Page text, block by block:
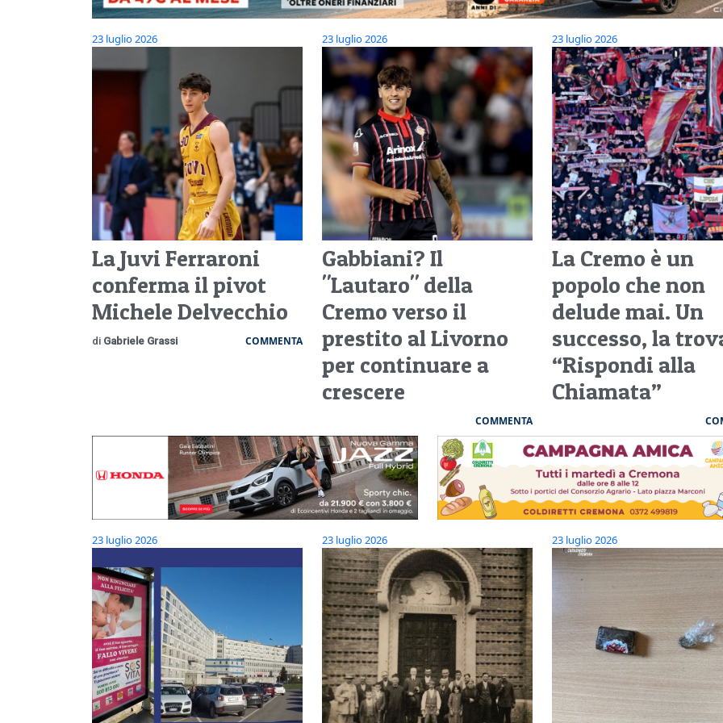
23 luglio 2026
La Juvi Ferraroni
conferma il pivot
Michele Delvecchio
di Gabriele Grassi COMMENTA
23 luglio 2026
Gabbiani? Il
"Lautaro" della
Cremo verso il
prestito al Livorno
per continuare a
crescere
COMMENTA
23 luglio 2026
La Cremo è un
popolo che non
delude mai. Un
successo, la
“Rispondi alla
Chiamata”
23 luglio 2026 23 luglio 2026 23 luglio 2026